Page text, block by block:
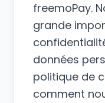
freemoPay.
grande
données
politique de
comment